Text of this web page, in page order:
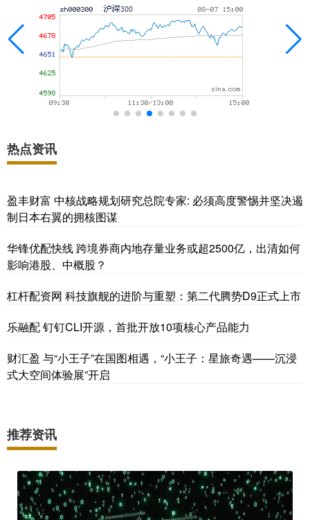
热点资讯
盈丰财富 中核战略规划研究总院专家: 必须高度警惕并坚决遏
制日本右翼的拥核图谋
华锋优配快线 跨境券商内地存量业务或超2500亿，出清如何
影响港股、中概股？
杠杆配资网 科技旗舰的进阶与重塑：第二代腾势D9正式上市
乐融配 钉钉CLI开源，首批开放10项核心产品能力
财汇盈 与“小王子”在国图相遇，“小王子：星旅奇遇——沉浸
式大空间体验展”开启
推荐资讯